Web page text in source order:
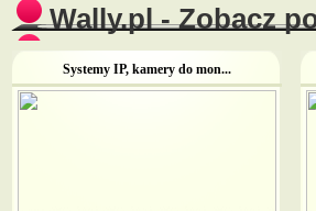
Wally.pl - Zobacz
Systemy IP, kamery do mon...